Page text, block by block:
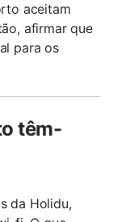
aceitam
afirmar que
para os
têm-
da Holidu,